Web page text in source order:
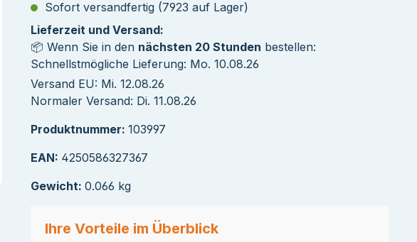
Sofort versandfertig (7923 auf Lager)
Lieferzeit und Versand:
📦 Wenn Sie in den nächsten 20 Stunden bestellen:
Schnellstmögliche Lieferung: Mo. 10.08.26
Versand EU: Mi. 12.08.26
Normaler Versand: Di. 11.08.26
Produktnummer: 103997
EAN: 4250586327367
Gewicht: 0.066 kg
Ihre Vorteile im Überblick